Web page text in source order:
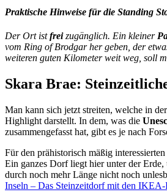
Praktische Hinweise für die Standing
Der Ort istfreizugänglich. Ein kleiner
vom Ring of Brodgar her geben, der
weiteren guten Kilometer weit weg, soll
Skara Brae:
Man kann sich jetzt streiten, welche in
Highlight darstellt. In dem, was die
zusammengefasst hat, gibt es je nach
Für den prähistorisch mäßig
Ein ganzes Dorf liegt hier unter der
durch noch mehr Länge nicht noch
Inseln – Das Steinzeitdorf mit den IKEA-